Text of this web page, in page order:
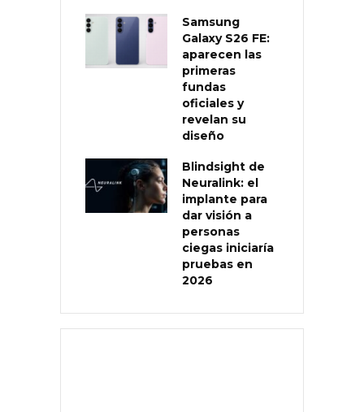
Samsung
Galaxy S26 FE:
aparecen las
primeras
fundas
oficiales y
revelan su
diseño
Blindsight de
Neuralink: el
implante para
dar visión a
personas
ciegas iniciaría
pruebas en
2026